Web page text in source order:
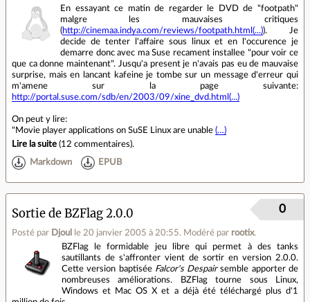
En essayant ce matin de regarder le DVD de "footpath"
malgre les mauvaises critiques
(http://cinemaa.indya.com/reviews/footpath.html(...)). Je
decide de tenter l'affaire sous linux et en l'occurence je
demarre donc avec ma Suse recament installee "pour voir ce
que ca donne maintenant". Jusqu'a present je n'avais pas eu de mauvaise
surprise, mais en lancant kafeine je tombe sur un message d'erreur qui
m'amene sur la page suivante:
http://portal.suse.com/sdb/en/2003/09/xine_dvd.html(...)
On peut y lire:
"Movie player applications on SuSE Linux are unable (…)
Lire la suite (12 commentaires).
Markdown EPUB
Sortie de BZFlag 2.0.0
Posté par Djoul le 20 janvier 2005 à 20:55. Modéré par rootix.
0
BZFlag le formidable jeu libre qui permet à des tanks
sautillants de s'affronter vient de sortir en version 2.0.0.
Cette version baptisée Falcor's Despairsemble apporter de
nombreuses améliorations. BZFlag tourne sous Linux,
Windows et Mac OS X et a déjà été téléchargé plus d'1